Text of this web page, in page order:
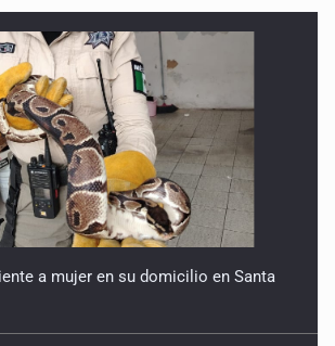
a mujer en su domicilio en Santa